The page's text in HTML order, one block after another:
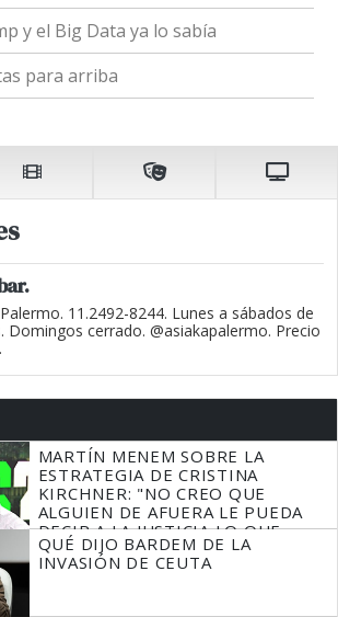
y el Big Data ya lo sabía
para arriba
11.2492-8244. Lunes a sábados de
Domingos cerrado. @asiakapalermo. Precio
MARTÍN MENEM SOBRE LA
ESTRATEGIA DE CRISTINA
KIRCHNER: "NO CREO QUE
ALGUIEN DE AFUERA LE PUEDA
DECIR A LA JUSTICIA LO QUE
TIENE QUE HACER"
QUÉ DIJO BARDEM DE LA
INVASIÓN DE CEUTA